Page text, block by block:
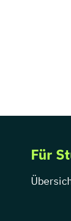
Für